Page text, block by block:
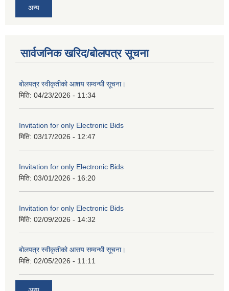
अन्य
सार्वजनिक खरिद/बोलपत्र सूचना
बोलपत्र स्वीकृतीको आशय सम्वन्धी सूचना।
मिति: 04/23/2026 - 11:34
Invitation for only Electronic Bids
मिति: 03/17/2026 - 12:47
Invitation for only Electronic Bids
मिति: 03/01/2026 - 16:20
Invitation for only Electronic Bids
मिति: 02/09/2026 - 14:32
बोलपत्र स्वीकृतीको आसय सम्वन्धी सूचना।
मिति: 02/05/2026 - 11:11